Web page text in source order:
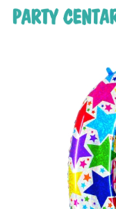
Hit enter to